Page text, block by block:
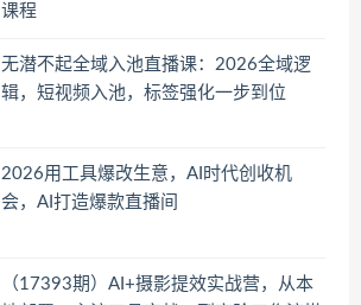
课程
无潜不起全域入池直播课：2026全域逻
辑，短视频入池，标签强化一步到位
2026用工具爆改生意，AI时代创收机
会，AI打造爆款直播间
（17393期）AI+摄影提效实战营，从本